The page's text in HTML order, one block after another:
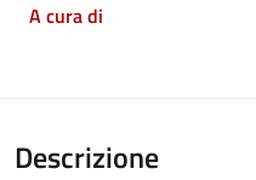
A cura di
Descrizione